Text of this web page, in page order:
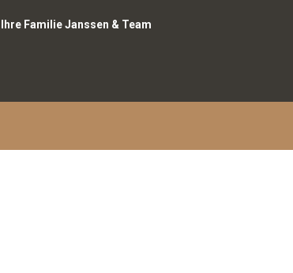
Ihre Familie Janssen & Team